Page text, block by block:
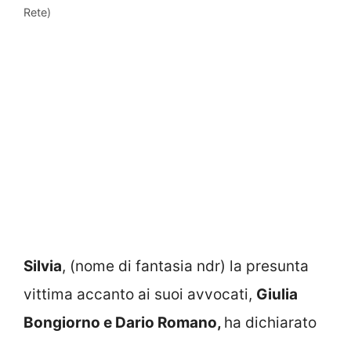
Rete)
Silvia, (nome di fantasia ndr) la presunta
vittima accanto ai suoi avvocati, Giulia
Bongiorno e Dario Romano, ha dichiarato